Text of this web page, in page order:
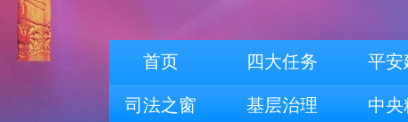
首页 四大任务 平安
司法之窗 基层治理 中央